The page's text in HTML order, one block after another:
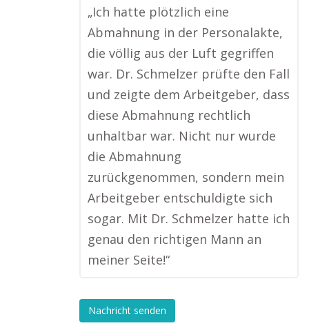
„Ich hatte plötzlich eine
Abmahnung in der Personalakte,
die völlig aus der Luft gegriffen
war. Dr. Schmelzer prüfte den Fall
und zeigte dem Arbeitgeber, dass
diese Abmahnung rechtlich
unhaltbar war. Nicht nur wurde
die Abmahnung
zurückgenommen, sondern mein
Arbeitgeber entschuldigte sich
sogar. Mit Dr. Schmelzer hatte ich
genau den richtigen Mann an
meiner Seite!“
Nachricht senden